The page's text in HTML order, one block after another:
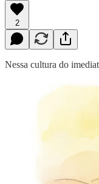
2
Nessa cultura do